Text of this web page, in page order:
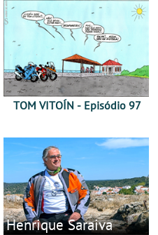
TOM VITOÍN - Episódio 97
Henrique Saraiva